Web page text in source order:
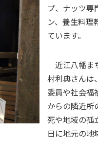
プ、ナッツ専
ン、養生料理
ています。
近江八幡ま
村利典さんは
委員や社会福
からの隣近所
死や地域の孤
日に地元の地